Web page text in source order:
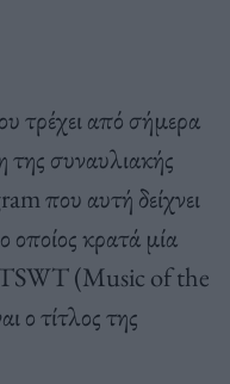
τρέχει από σήμερα
της συναυλιακής
που αυτή δείχνει
οποίος κρατά μία
(Music of the
ο τίτλος της